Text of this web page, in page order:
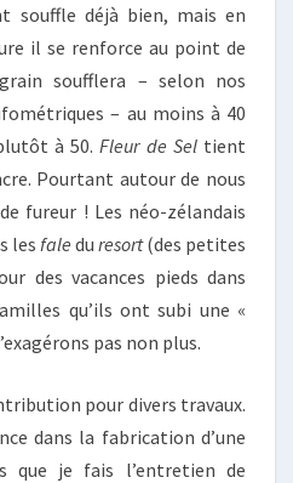
souffle déjà bien, mais en
il se renforce au point de
soufflera – selon nos
– au moins à 40
à 50.Fleur de Seltient
Pourtant autour de nous
fureur ! Les néo-zélandais
les fale du resort(des petites
des vacances pieds dans
qu’ils ont subi une «
pas non plus.
pour divers travaux.
dans la fabrication d’une
que je fais l’entretien de